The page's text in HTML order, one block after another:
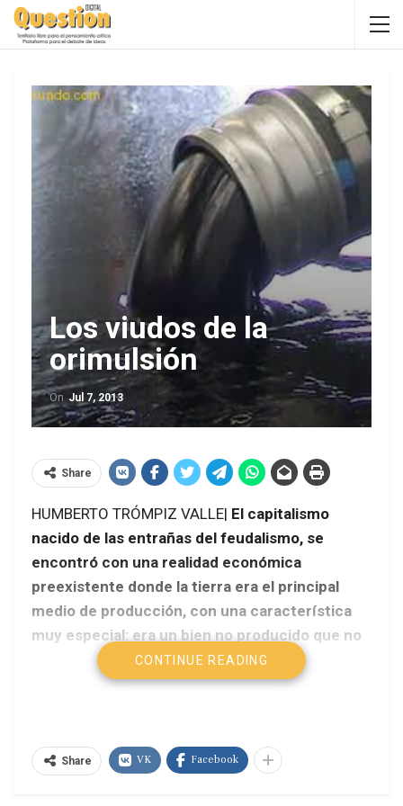
Los viudos de la
orimulsión
On Jul 7, 2013
Share
HUMBERTO TRÓMPIZ VALLE| El capitalismo
nacido de las entrañas del feudalismo, se
encontró con una realidad económica
preexistente donde la tierra era el principal
medio de producción, con una característica
muy especial: era un bien no producido que no
tenía valor, pero tenía precio y era propiedad
CONTINUE READING
Share VK Facebook